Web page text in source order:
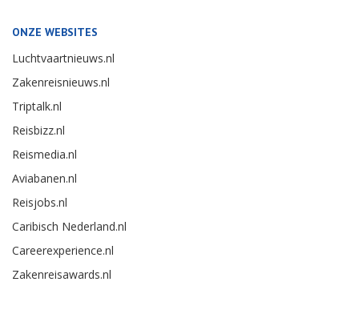
ONZE WEBSITES
Luchtvaartnieuws.nl
Zakenreisnieuws.nl
Triptalk.nl
Reisbizz.nl
Reismedia.nl
Aviabanen.nl
Reisjobs.nl
Caribisch Nederland.nl
Careerexperience.nl
Zakenreisawards.nl